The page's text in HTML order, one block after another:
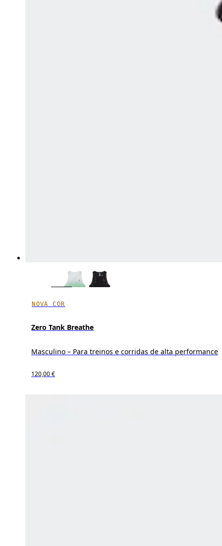
NOVA COR
Zero Tank Breathe
Masculino – Para treinos e corridas de alta performance
120,00 €